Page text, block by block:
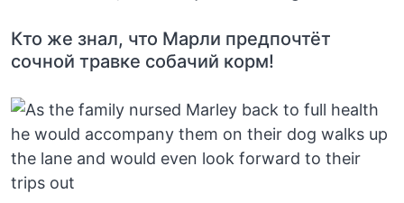
Кто же знал, что Марли предпочтёт
сочной травке собачий корм!